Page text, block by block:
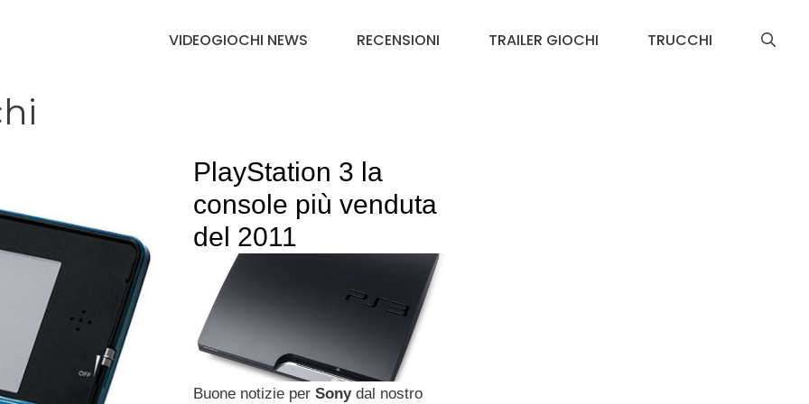
VIDEOGIOCHI NEWS RECENSIONI TRAILER GIOCHI TRUCCHI
PlayStation 3 la
console più venduta
del 2011
Buone notizie per Sonydal nostro